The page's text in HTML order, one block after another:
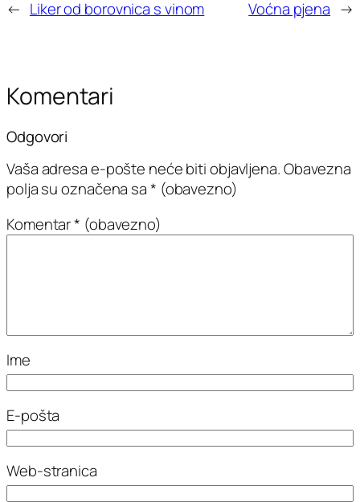
← Liker od borovnica s vinom Voćna pjena →
Komentari
Odgovori
Vaša adresa e-pošte neće biti objavljena.Obavezna
polja su označena sa* (obavezno)
Komentar* (obavezno)
Ime
E-pošta
Web-stranica